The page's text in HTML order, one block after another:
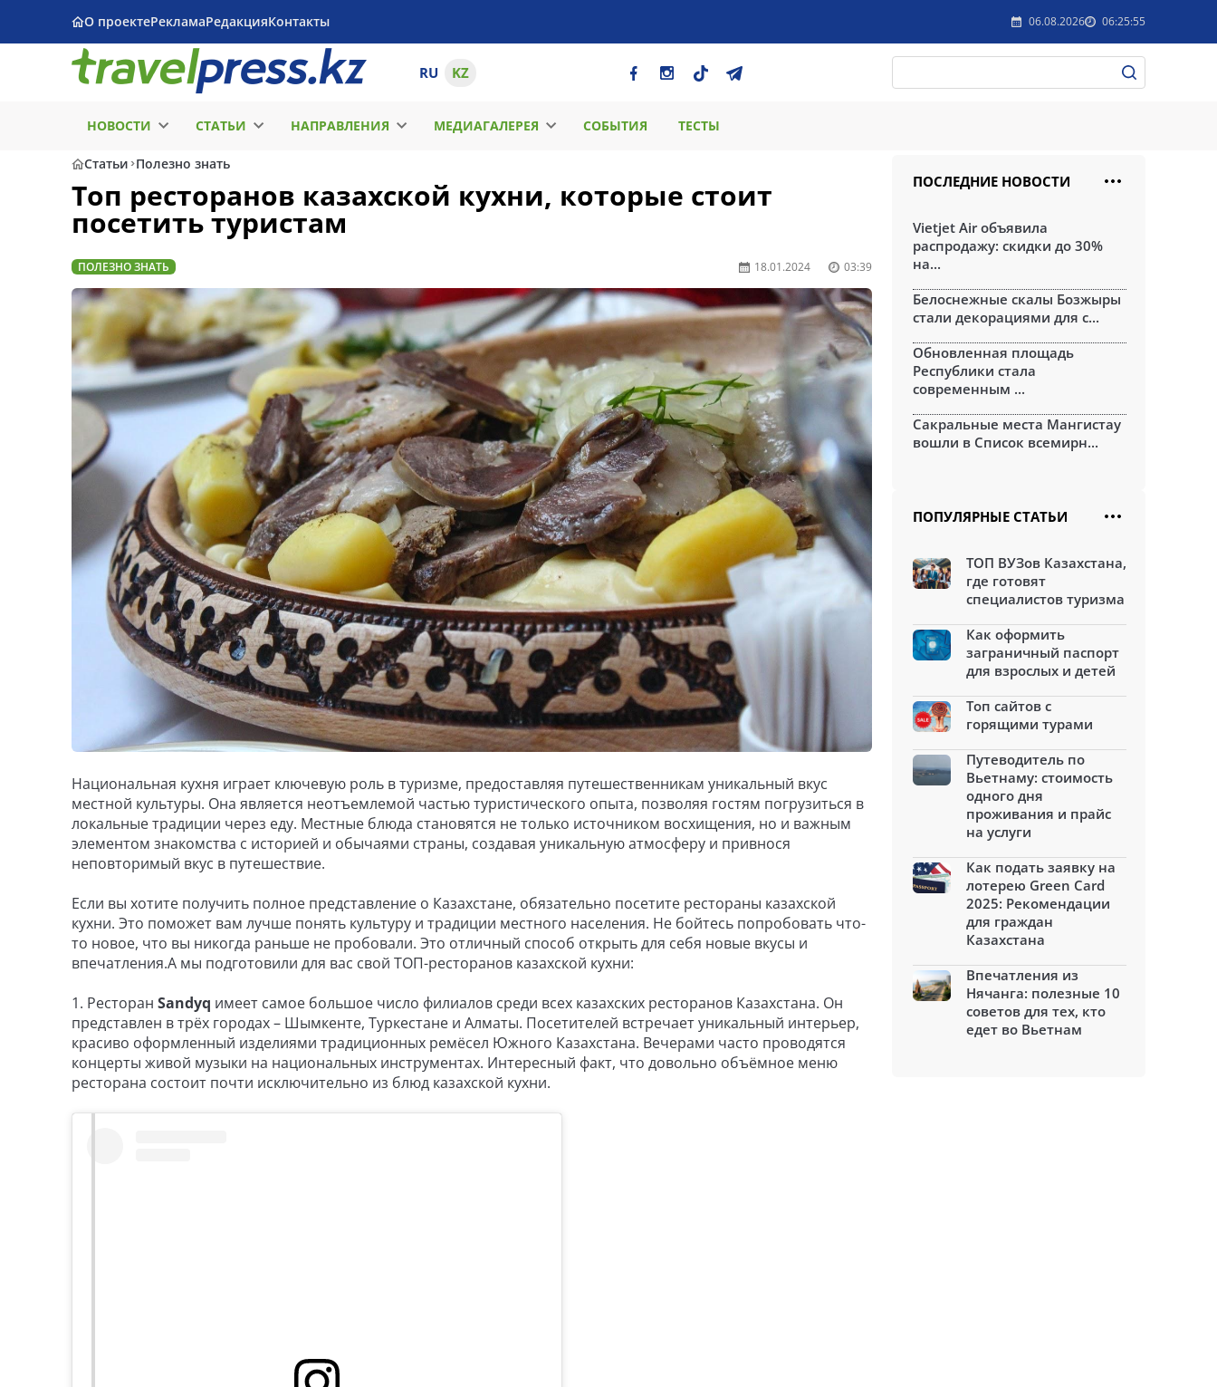
О проектеРекламаРедакцияКонтакты 06.08.2026 06:25:55
RU KZ
НОВОСТИ СТАТЬИ НАПРАВЛЕНИЯ МЕДИАГАЛЕРЕЯ СОБЫТИЯ ТЕСТЫ
Статьи Полезно знать
Топ ресторанов казахской кухни, которые стоит
посетить туристам
ПОЛЕЗНО ЗНАТЬ 18.01.2024 03:39
Национальная кухня играет ключевую роль в туризме, предоставляя путешественникам уникальный вкус
местной культуры. Она является неотъемлемой частью туристического опыта, позволяя гостям погрузиться в
локальные традиции через еду. Местные блюда становятся не только источником восхищения, но и важным
элементом знакомства с историей и обычаями страны, создавая уникальную атмосферу и привнося
неповторимый вкус в путешествие.
Если вы хотите получить полное представление о Казахстане, обязательно посетите рестораны казахской
кухни. Это поможет вам лучше понять культуру и традиции местного населения. Не бойтесь попробовать что-
то новое, что вы никогда раньше не пробовали. Это отличный способ открыть для себя новые вкусы и
впечатления.А мы подготовили для вас свой ТОП-ресторанов казахской кухни:
1. Ресторан Sandyq имеет самое большое число филиалов среди всех казахских ресторанов Казахстана. Он
представлен в трёх городах – Шымкенте, Туркестане и Алматы. Посетителей встречает уникальный интерьер,
красиво оформленный изделиями традиционных ремёсел Южного Казахстана. Вечерами часто проводятся
концерты живой музыки на национальных инструментах. Интересный факт, что довольно объёмное меню
ресторана состоит почти исключительно из блюд казахской кухни.
ПОСЛЕДНИЕ НОВОСТИ
Vietjet Air объявила
распродажу: скидки до 30%
на...
Белоснежные скалы Бозжыры
стали декорациями для с...
Обновленная площадь
Республики стала
современным ...
Сакральные места Мангистау
вошли в Список всемирн...
ПОПУЛЯРНЫЕ СТАТЬИ
ТОП ВУЗов Казахстана,
где готовят
специалистов туризма
Как оформить
заграничный паспорт
для взрослых и детей
Топ сайтов с
горящими турами
Путеводитель по
Вьетнаму: стоимость
одного дня
проживания и прайс
на услуги
Как подать заявку на
лотерею Green Card
2025: Рекомендации
для граждан
Казахстана
Впечатления из
Нячанга: полезные 10
советов для тех, кто
едет во Вьетнам